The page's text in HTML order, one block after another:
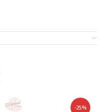
-25%